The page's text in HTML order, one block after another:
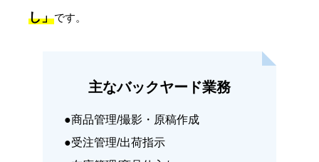
し」です。
主なバックヤード業務
●商品管理/撮影・原稿作成
●受注管理/出荷指示